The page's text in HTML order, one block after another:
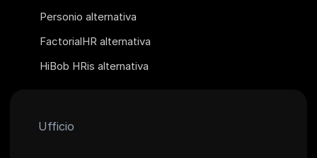
Personio alternativa
FactorialHR alternativa
HiBob HRis alternativa
Ufficio